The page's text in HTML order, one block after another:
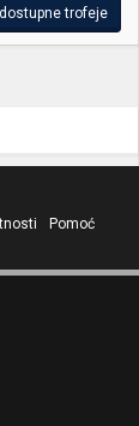
trofeje
Pomoć